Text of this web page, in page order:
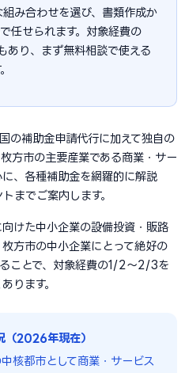
み合わせを選び、書類作成か
任せられます。対象経費の
り、まず無料相談で使える
の補助金申請代行に加えて独自の
方市の主要産業である商業・サー
、各種補助金を網羅的に解説
までご案内します。
けた中小企業の設備投資・販路
方市の中小企業にとって絶好の
ことで、対象経費の1/2〜2/3を
ります。
（2026年現在）
核都市として商業・サービス